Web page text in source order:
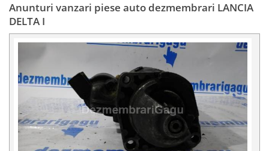
Anunturi vanzari piese auto dezmembrari LANCIA
DELTA I